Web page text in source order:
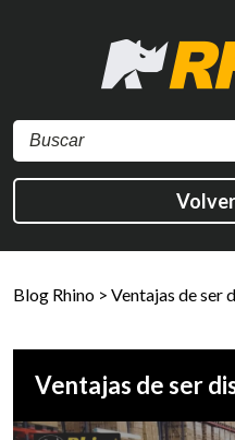
Blog Rhino > Ventajas de ser
Ventajas de ser